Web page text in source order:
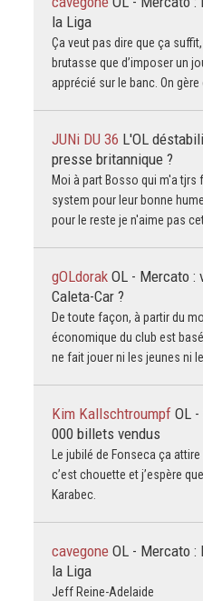
la Liga
Ça veut pas dire que ça
brutasse que d’imposer un
apprécié sur le banc. On gère
JUNi DU 36 L'OL
presse britannique ?
Moi à part Bosso qui m'a
system pour leur bonne
pour le reste je n'aime pas
gOLdorak OL - Mercato :
Caleta-Car ?
De toute façon, à partir du
économique du club est
ne fait jouer ni les jeunes ni
Kim Kallschtroumpf OL
000 billets vendus
Le jubilé de Fonseca ça
c’est chouette et j’espère
Karabec.
cavegone OL - Mercato :
la Liga
Jeff Reine-Adelaide